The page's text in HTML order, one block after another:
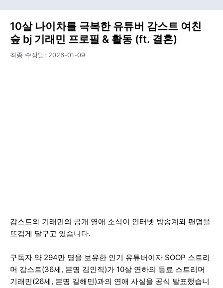
10살 나이차를 극복한 유튜버 감스트 여친
숲 bj 기래민 프로필 & 활동 (ft. 결혼)
최종 수정일: 2026-01-09
감스트와 기래민의 공개 열애 소식이 인터넷 방송계와 팬덤을
뜨겁게 달구고 있습니다.
구독자 약 294만 명을 보유한 인기 유튜버이자 SOOP 스트리
머 감스트(36세, 본명 김인직)가 10살 연하의 동료 스트리머
기래민(26세, 본명 길해민)과의 연애 사실을 공식 발표했습니